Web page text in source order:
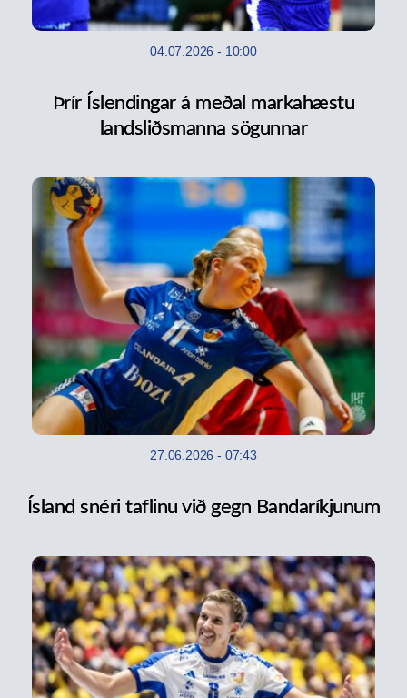
04.07.2026 - 10:00
Þrír Íslendingar á meðal markahæstu
landsliðsmanna sögunnar
27.06.2026 - 07:43
Ísland snéri taflinu við gegn Bandaríkjunum